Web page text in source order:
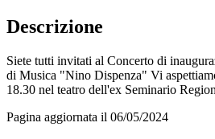
Descrizione
Siete tutti invitati al Concerto di
di Musica "Nino Dispenza" Vi
18.30 nel teatro dell'ex Seminario
Pagina aggiornata il 06/05/2024